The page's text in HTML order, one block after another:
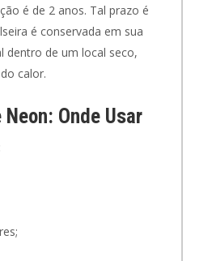
é de 2 anos. Tal prazo é
é conservada em sua
dentro de um local seco,
calor.
Onde Usar